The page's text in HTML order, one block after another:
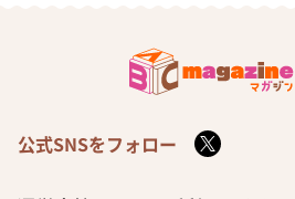
公式SNSをフォロー